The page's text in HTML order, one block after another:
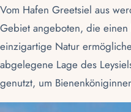
Vom Hafen Greetsiel aus
Gebiet angeboten, die
einzigartige Natur
abgelegene Lage des
genutzt, um